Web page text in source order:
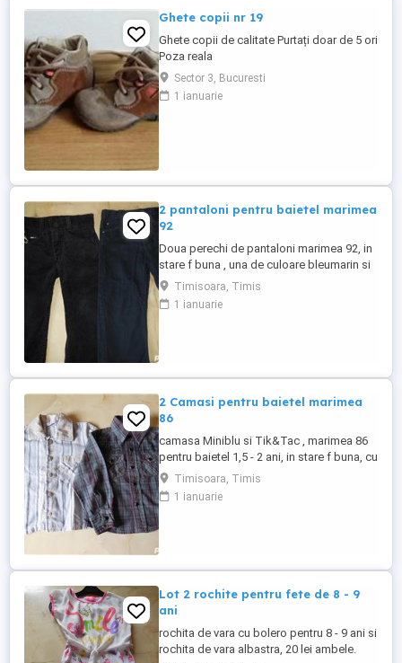
Ghete copii nr 19
Ghete copii de calitate Purtați doar de 5 ori
Poza reala
Sector 3, Bucuresti
1 ianuarie
2 pantaloni pentru baietel marimea
92
Doua perechi de pantaloni marimea 92, in
stare f buna , una de culoare bleumarin si
una neagra , pentru baietel de 2 - 3 ani , cu
15 lei ambele
Timisoara, Timis
1 ianuarie
2 Camasi pentru baietel marimea
86
camasa Miniblu si Tik&Tac , marimea 86
pentru baietel 1,5 - 2 ani, in stare f buna, cu
15 lei ambele .
Timisoara, Timis
1 ianuarie
Lot 2 rochite pentru fete de 8 - 9
ani
rochita de vara cu bolero pentru 8 - 9 ani si
rochita de vara albastra, 20 lei ambele.